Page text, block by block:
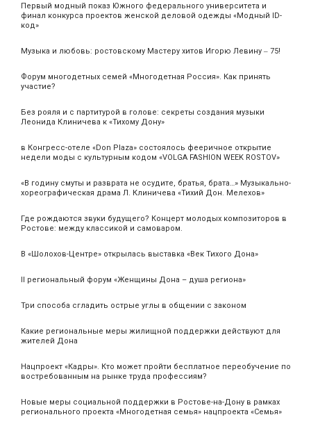
Первый модный показ Южного федерального университета и
финал конкурса проектов женской деловой одежды «Модный ID-
код»
Музыка и любовь: ростовскому Мастеру хитов Игорю Левину ‒ 75!
Форум многодетных семей «Многодетная Россия». Как принять
участие?
Без рояля и с партитурой в голове: секреты создания музыки
Леонида Клиничева к «Тихому Дону»
в Конгресс-отеле «Don Plaza» состоялось фееричное открытие
недели моды с культурным кодом «VOLGA FASHION WEEK ROSTOV»
«В годину смуты и разврата не осудите, братья, брата…» Музыкально-
хореографическая драма Л. Клиничева «Тихий Дон. Мелехов»
Где рождаются звуки будущего? Концерт молодых композиторов в
Ростове: между классикой и самоваром.
В «Шолохов-Центре» открылась выставка «Век Тихого Дона»
II региональный форум «Женщины Дона – душа региона»
Три способа сгладить острые углы в общении с законом
Какие региональные меры жилищной поддержки действуют для
жителей Дона
Нацпроект «Кадры». Кто может пройти бесплатное переобучение по
востребованным на рынке труда профессиям?
Новые меры социальной поддержки в Ростове-на-Дону в рамках
регионального проекта «Многодетная семья» нацпроекта «Семья»